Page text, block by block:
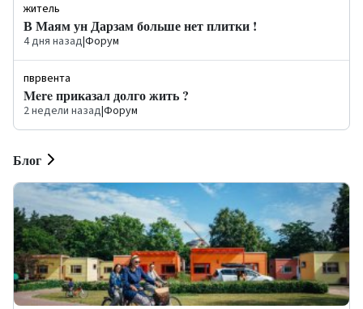
житель
В Маям ун Дарзам больше нет плитки !
4 дня назад|Форум
пврвента
Mere приказал долго жить ?
2 недели назад|Форум
Блог